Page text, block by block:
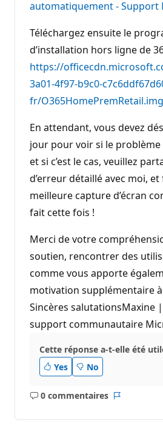
automatiquement - Support
Téléchargez ensuite le
d’installation hors ligne de
https://
3a01-4f97-b9c0-
fr/O365HomePremRetail.img
En attendant, vous devez
jour pour voir si le
et si c’est le cas, veuillez
d’erreur détaillé avec moi,
meilleure capture d’écran
fait cette fois !
Merci de votre
soutien, rencontrer des
comme vous apporte
motivation supplémentaire
Sincères salutationsMaxine
support communautaire
Cette réponse a-t-elle été
Yes
No
0 commentaires
Aucun
Rapport